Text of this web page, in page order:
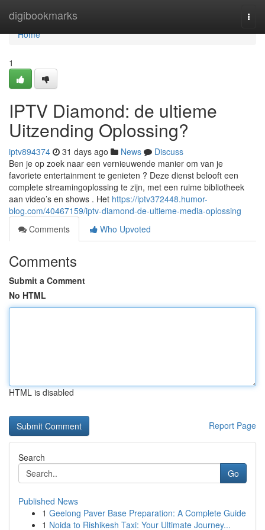
digibookmarks
Home
Home
1
IPTV Diamond: de ultieme
Uitzending Oplossing?
iptv894374 31 days ago News
Discuss
Ben je op zoek naar een vernieuwende manier om van je
favoriete entertainment te genieten ? Deze dienst belooft een
complete streamingoplossing te zijn, met een ruime bibliotheek
aan video’s en shows . Het https://iptv372448.humor-
blog.com/40467159/iptv-diamond-de-ultieme-media-oplossing
Comments
Who Upvoted
Comments
Submit a Comment
No HTML
HTML is disabled
Report Page
Search
Go
Published News
1 Geelong Paver Base Preparation: A Complete Guide
1 Noida to Rishikesh Taxi: Your Ultimate Journey...